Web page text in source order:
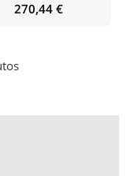
270,44 €